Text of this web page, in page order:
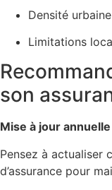
Densité
Limitations
son
Mise à jour annuelle
Pensez à actualiser
d’assurance pour